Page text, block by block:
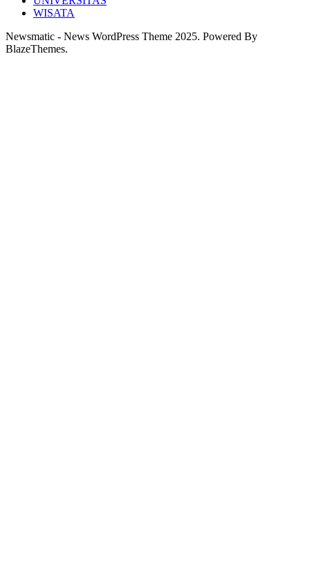
WISATA
Newsmatic - News WordPress Theme 2025. Powered By
BlazeThemes.